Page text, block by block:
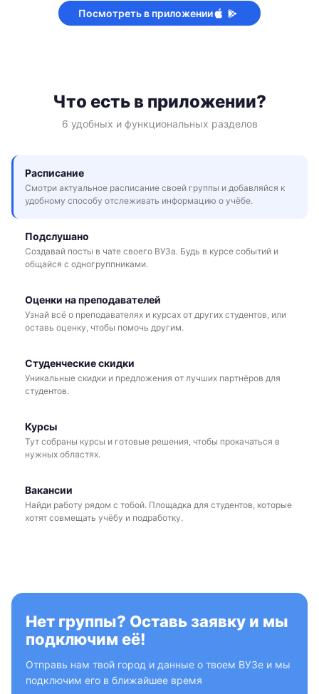
Посмотреть в приложении
Что есть в приложении?
6 удобных и функциональных разделов
Расписание
Смотри актуальное расписание своей группы и добавляйся к
удобному способу отслеживать информацию о учёбе.
Подслушано
Создавай посты в чате своего ВУЗа. Будь в курсе событий и
общайся с одногруппниками.
Оценки на преподавателей
Узнай всё о преподавателях и курсах от других студентов, или
оставь оценку, чтобы помочь другим.
Студенческие скидки
Уникальные скидки и предложения от лучших партнёров для
студентов.
Курсы
Тут собраны курсы и готовые решения, чтобы прокачаться в
нужных областях.
Вакансии
Найди работу рядом с тобой. Площадка для студентов, которые
хотят совмещать учёбу и подработку.
Нет группы? Оставь заявку и мы
подключим её!
Отправь нам твой город и данные о твоем ВУЗе и мы
подключим его в ближайшее время